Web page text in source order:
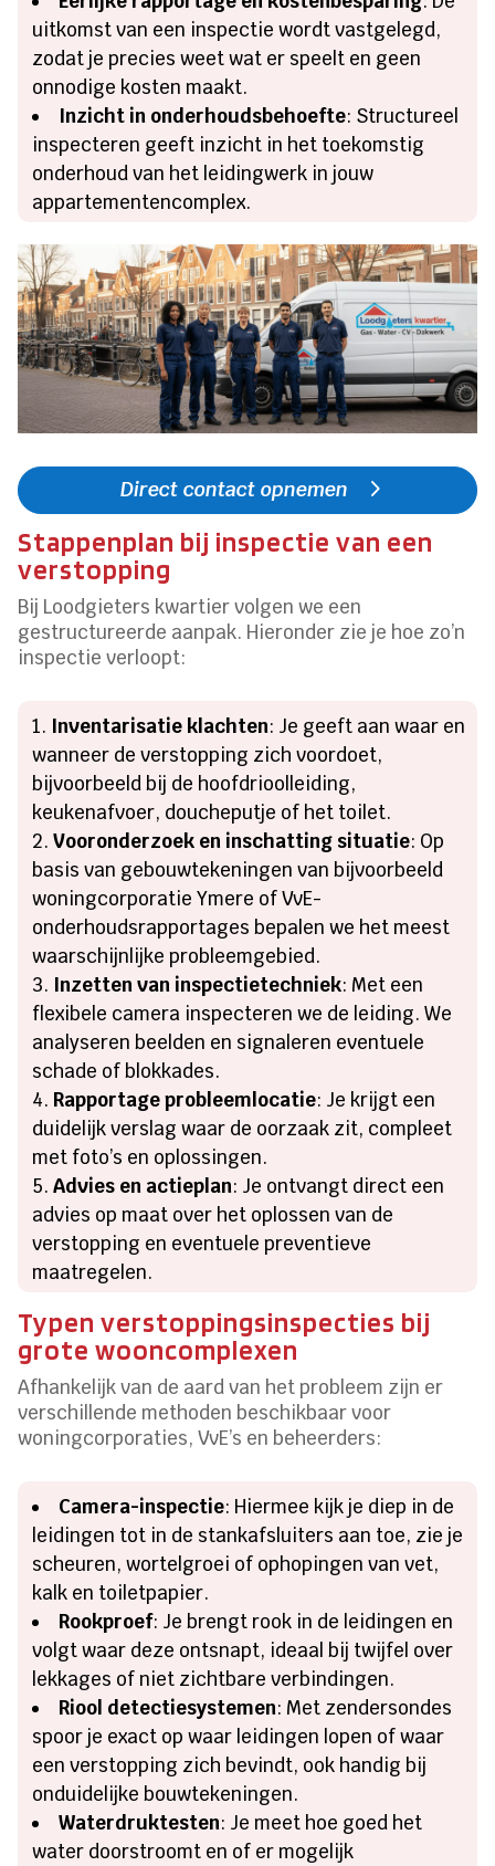
uitkomst van een inspectie wordt vastgelegd,
zodat je precies weet wat er speelt en geen
onnodige kosten maakt.
Inzicht in onderhoudsbehoefte: Structureel
inspecteren geeft inzicht in het toekomstig
onderhoud van het leidingwerk in jouw
appartementencomplex.
Direct contact opnemen
Stappenplan bij inspectie van een
verstopping
Bij Loodgieters kwartier volgen we een
gestructureerde aanpak. Hieronder zie je hoe zo’n
inspectie verloopt:
Inventarisatie klachten: Je geeft aan waar en
wanneer de verstopping zich voordoet,
bijvoorbeeld bij de hoofdrioolleiding,
keukenafvoer, doucheputje of het toilet.
Vooronderzoek en inschatting situatie: Op
basis van gebouwtekeningen van bijvoorbeeld
woningcorporatie Ymere of VvE-
onderhoudsrapportages bepalen we het meest
waarschijnlijke probleemgebied.
Inzetten van inspectietechniek: Met een
flexibele camera inspecteren we de leiding. We
analyseren beelden en signaleren eventuele
schade of blokkades.
Rapportage probleemlocatie: Je krijgt een
duidelijk verslag waar de oorzaak zit, compleet
met foto’s en oplossingen.
Advies en actieplan: Je ontvangt direct een
advies op maat over het oplossen van de
verstopping en eventuele preventieve
maatregelen.
Typen verstoppingsinspecties bij
grote wooncomplexen
Afhankelijk van de aard van het probleem zijn er
verschillende methoden beschikbaar voor
woningcorporaties, VvE’s en beheerders:
Camera-inspectie: Hiermee kijk je diep in de
leidingen tot in de stankafsluiters aan toe, zie je
scheuren, wortelgroei of ophopingen van vet,
kalk en toiletpapier.
Rookproef: Je brengt rook in de leidingen en
volgt waar deze ontsnapt, ideaal bij twijfel over
lekkages of niet zichtbare verbindingen.
Riool detectiesystemen: Met zendersondes
spoor je exact op waar leidingen lopen of waar
een verstopping zich bevindt, ook handig bij
onduidelijke bouwtekeningen.
Waterdruktesten: Je meet hoe goed het
water doorstroomt en of er mogelijk